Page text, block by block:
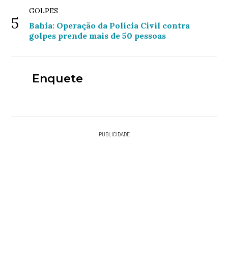
5
GOLPES
Bahia: Operação da Polícia Civil contra
golpes prende mais de 50 pessoas
Enquete
PUBLICIDADE